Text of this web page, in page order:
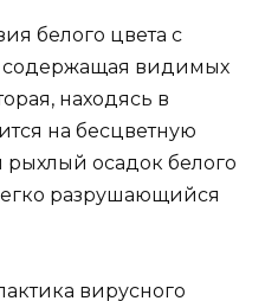
белого цвета с
содержащая видимых
находясь в
на бесцветную
осадок белого
разрушающийся
вирусного